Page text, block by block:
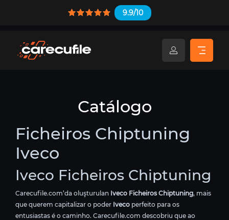
9.9/10
Catálogo
Ficheiros Chiptuning
Iveco
Iveco Ficheiros Chiptuning
Carecufile.com’da oluşturulan Iveco Ficheiros Chiptuning, mais
que querem capitalizar o poder Iveco perfeito para os
entusiastas é o caminho. Carecufile.com descobriu que ao